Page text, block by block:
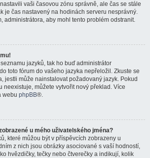
vaši časovou zónu správně, ale čas se stále
je čas nastavený na hodinách serveru nesprávný.
administrátora, aby mohl tento problém odstranit.
jazyků, tak ho buď administrátor
toto fórum do vašeho jazyka nepřeložil. Zkuste se
jestli může nainstalovat požadovaný jazyk. Pokud
neexistuje, můžete vytvořit nový překlad. Více
webu phpBB®.
u mého uživatelského jména?
které můžou být v příspěvcích zobrazeny u
z nich jsou obrázky asociované s vaší hodností,
hvězdičky, tečky nebo čtverečky a indikují, kolik